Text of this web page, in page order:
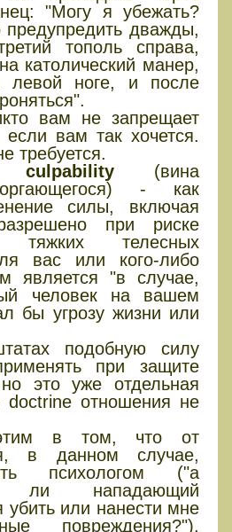
"Могу я убежать?
предупредить дважды,
тополь справа,
католический манер,
левой ноге, и после
вам не запрещает
вам так хочется.
требуется.
(вина
- как
силы, включая
при риске
телесных
вас или кого-либо
является "в случае,
человек на вашем
бы угрозу жизни или
подобную силу
при защите
но это уже отдельная
отношения не
в том, что от
в данном случае,
психологом ("а
ли нападающий
убить или нанести мне
повреждения?"),